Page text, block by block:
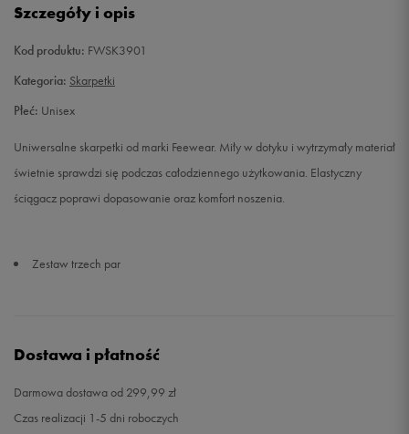
Szczegóły i opis
Kod produktu: FWSK3901
Kategoria: Skarpetki
Płeć: Unisex
Uniwersalne skarpetki od marki Feewear. Miły w dotyku i wytrzymały materiał
świetnie sprawdzi się podczas całodziennego użytkowania. Elastyczny
ściągacz poprawi dopasowanie oraz komfort noszenia.
Zestaw trzech par
Dostawa i płatność
Darmowa dostawa od 299,99 zł
Czas realizacji 1-5 dni roboczych